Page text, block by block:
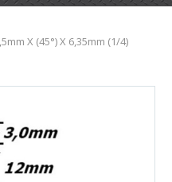
X (45°) X 6,35mm (1/4)